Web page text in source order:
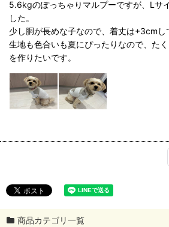
5.6kgのぽっちゃりマルプーですが、Lサ
した。
少し胴が長めな子なので、着丈は+3cmし
生地も色合いも夏にぴったりなので、た
を作りたいです。
商品カテゴリ一覧